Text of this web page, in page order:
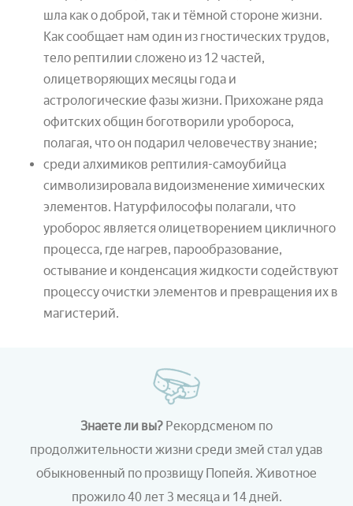
шла как о доброй, так и тёмной стороне жизни.
Как сообщает нам один из гностических трудов,
тело рептилии сложено из 12 частей,
олицетворяющих месяцы года и
астрологические фазы жизни. Прихожане ряда
офитских общин боготворили уробороса,
полагая, что он подарил человечеству знание;
среди алхимиков рептилия-самоубийца
символизировала видоизменение химических
элементов. Натурфилософы полагали, что
уроборос является олицетворением цикличного
процесса, где нагрев, парообразование,
остывание и конденсация жидкости содействуют
процессу очистки элементов и превращения их в
магистерий.
Знаете ли вы? Рекордсменом по
продолжительности жизни среди змей стал удав
обыкновенный по прозвищу Попейя. Животное
прожило 40 лет 3 месяца и 14 дней.